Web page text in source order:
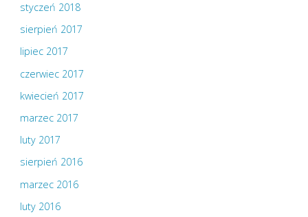
styczeń 2018
sierpień 2017
lipiec 2017
czerwiec 2017
kwiecień 2017
marzec 2017
luty 2017
sierpień 2016
marzec 2016
luty 2016